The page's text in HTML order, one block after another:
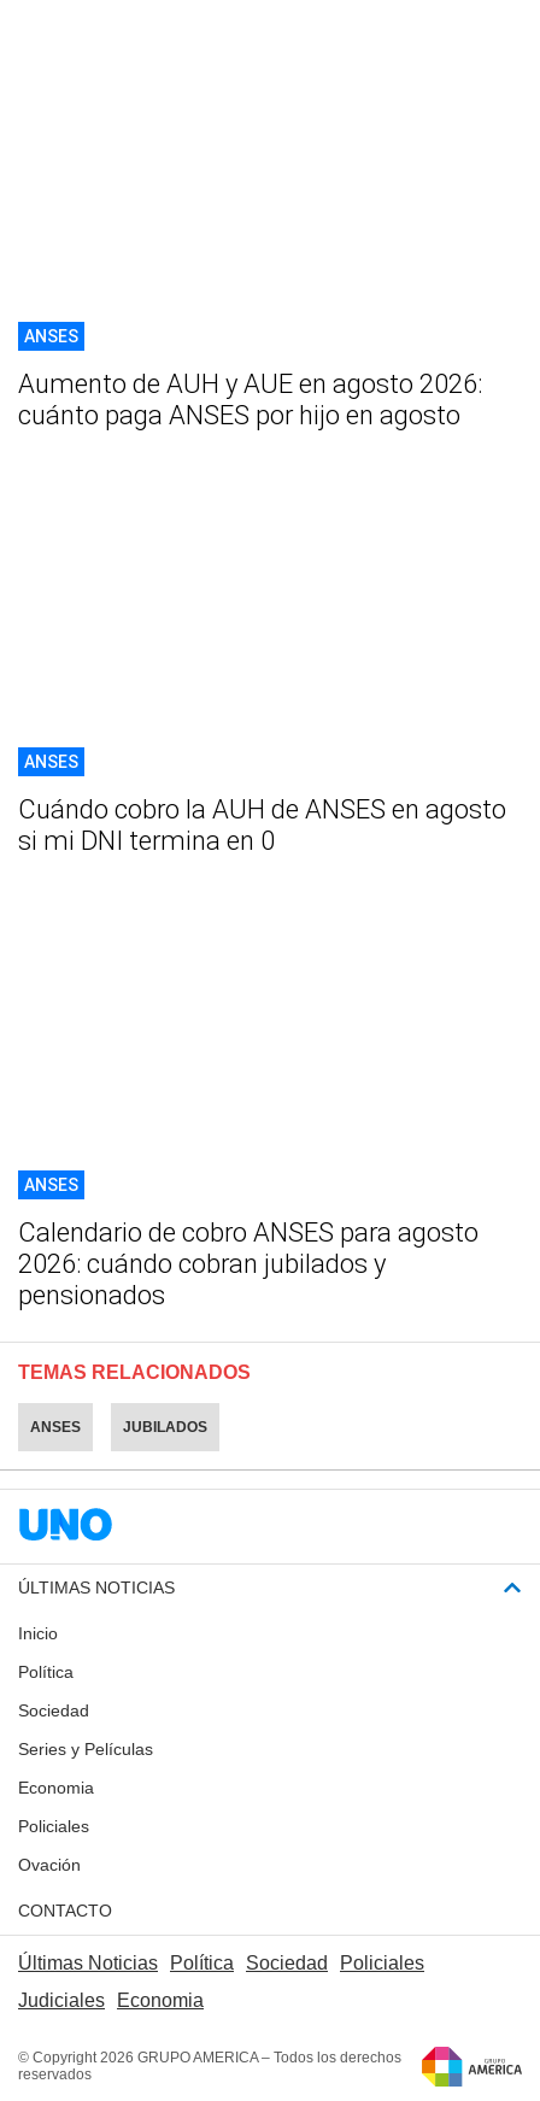
ANSES
Aumento de AUH y AUE en agosto 2026:
cuánto paga ANSES por hijo en agosto
ANSES
Cuándo cobro la AUH de ANSES en agosto
si mi DNI termina en 0
ANSES
Calendario de cobro ANSES para agosto
2026: cuándo cobran jubilados y
pensionados
TEMAS RELACIONADOS
ANSES JUBILADOS
ÚLTIMAS NOTICIAS
Inicio
Política
Sociedad
Series y Películas
Economia
Policiales
Ovación
CONTACTO
Últimas Noticias Política Sociedad
Policiales
Judiciales
Economia
© Copyright 2026 GRUPO AMERICA – Todos los derechos
reservados